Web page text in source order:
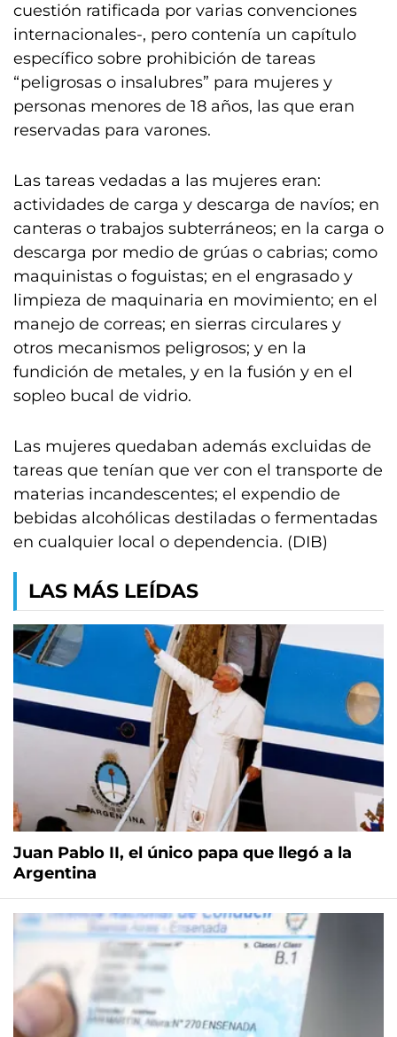
cuestión ratificada por varias convenciones
internacionales-, pero contenía un capítulo
específico sobre prohibición de tareas
“peligrosas o insalubres” para mujeres y
personas menores de 18 años, las que eran
reservadas para varones.
Las tareas vedadas a las mujeres eran:
actividades de carga y descarga de navíos; en
canteras o trabajos subterráneos; en la carga o
descarga por medio de grúas o cabrias; como
maquinistas o foguistas; en el engrasado y
limpieza de maquinaria en movimiento; en el
manejo de correas; en sierras circulares y
otros mecanismos peligrosos; y en la
fundición de metales, y en la fusión y en el
sopleo bucal de vidrio.
Las mujeres quedaban además excluidas de
tareas que tenían que ver con el transporte de
materias incandescentes; el expendio de
bebidas alcohólicas destiladas o fermentadas
en cualquier local o dependencia. (DIB)
LAS MÁS LEÍDAS
Juan Pablo II, el único papa que llegó a la
Argentina